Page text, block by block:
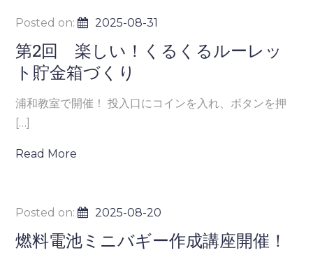
Posted on: 2025-08-31
第2回 楽しい！くるくるルーレッ
ト貯金箱づくり
浦和教室で開催！ 投入口にコインを入れ、ボタンを押
[…]
Read More
Posted on: 2025-08-20
燃料電池ミニバギー作成講座開催！